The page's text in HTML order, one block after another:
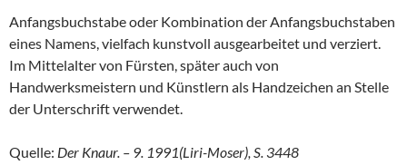
Anfangsbuchstabe oder Kombination der Anfangsbuchstaben
eines Namens, vielfach kunstvoll ausgearbeitet und verziert.
Im Mittelalter von Fürsten, später auch von
Handwerksmeistern und Künstlern als Handzeichen an Stelle
der Unterschrift verwendet.
Quelle: Der Knaur. – 9. 1991(Liri-Moser), S. 3448